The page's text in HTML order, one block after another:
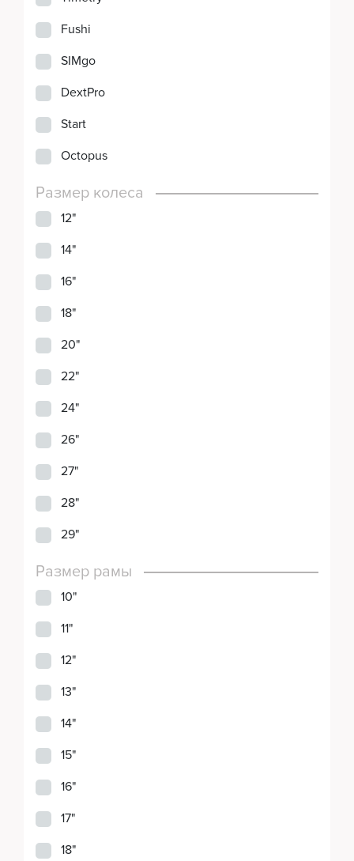
Fushi
SIMgo
DextPro
Start
Octopus
Размер колеса
12"
14"
16"
18"
20"
22"
24"
26"
27"
28"
29"
Размер рамы
10"
11"
12"
13"
14"
15"
16"
17"
18"